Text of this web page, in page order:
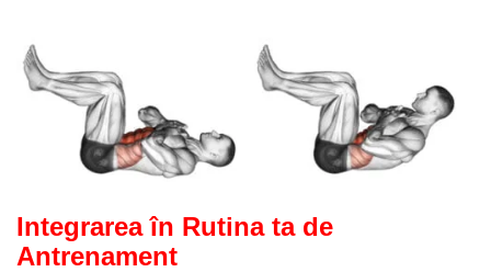
Integrarea în Rutina ta de
Antrenament